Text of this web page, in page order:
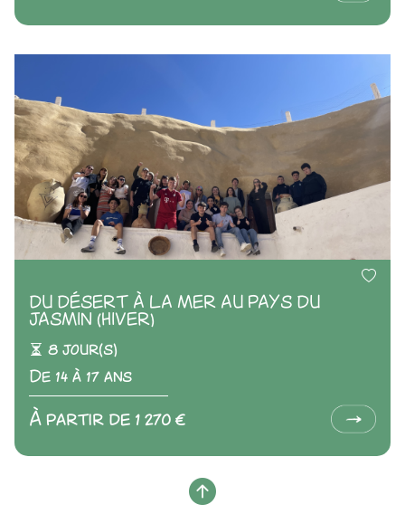
DU DÉSERT À LA MER AU PAYS DU
JASMIN (HIVER)
8 jour(s)
De 14 à 17 ans
À partir de 1 270 €